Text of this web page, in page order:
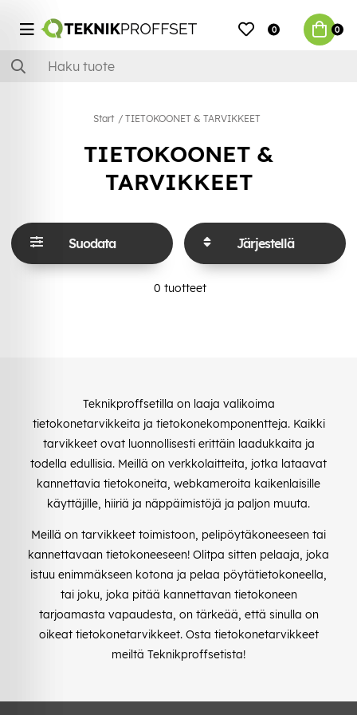
0 0
Start TIETOKOONET & TARVIKKEET
TIETOKOONET &
TARVIKKEET
Suodata Järjestellä
0 tuotteet
Teknikproffsetilla on laaja valikoima
tietokonetarvikkeita ja tietokonekomponentteja. Kaikki
tarvikkeet ovat luonnollisesti erittäin laadukkaita ja
todella edullisia. Meillä on verkkolaitteita, jotka lataavat
kannettavia tietokoneita, webkameroita kaikenlaisille
käyttäjille, hiiriä ja näppäimistöjä ja paljon muuta.
Meillä on tarvikkeet toimistoon, pelipöytäkoneeseen tai
kannettavaan tietokoneeseen! Olitpa sitten pelaaja, joka
istuu enimmäkseen kotona ja pelaa pöytätietokoneella,
tai joku, joka pitää kannettavan tietokoneen
tarjoamasta vapaudesta, on tärkeää, että sinulla on
oikeat tietokonetarvikkeet. Osta tietokonetarvikkeet
meiltä Teknikproffsetista!